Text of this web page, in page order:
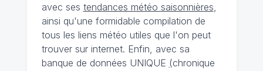
avec ses tendances météo saisonnières,
ainsi qu'une formidable compilation de
tous les liens météo utiles que l'on peut
trouver sur internet. Enfin, avec sa
banque de données UNIQUE (chronique